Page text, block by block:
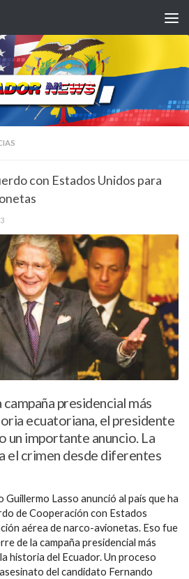
con Estados Unidos para
presidencial más
ecuatoriana, el presidente
un importante anuncio. La
el crimen desde diferentes
Lasso anunció al país que ha
de Cooperación con Estados
aérea de narco-avionetas. Eso fue
de la campaña presidencial más
historia del Ecuador. Un proceso
del candidato Fernando